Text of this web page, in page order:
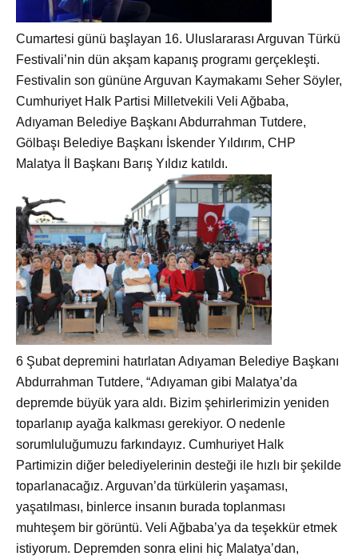
Cumartesi günü başlayan 16. Uluslararası Arguvan Türkü
Festivali’nin dün akşam kapanış programı gerçekleşti.
Festivalin son gününe Arguvan Kaymakamı Seher Söyler,
Cumhuriyet Halk Partisi Milletvekili Veli Ağbaba,
Adıyaman Belediye Başkanı Abdurrahman Tutdere,
Gölbaşı Belediye Başkanı İskender Yıldırım, CHP
Malatya İl Başkanı Barış Yıldız katıldı.
6 Şubat depremini hatırlatan Adıyaman Belediye Başkanı
Abdurrahman Tutdere, “Adıyaman gibi Malatya’da
depremde büyük yara aldı. Bizim şehirlerimizin yeniden
toparlanıp ayağa kalkması gerekiyor. O nedenle
sorumluluğumuzu farkındayız. Cumhuriyet Halk
Partimizin diğer belediyelerinin desteği ile hızlı bir şekilde
toparlanacağız. Arguvan’da türkülerin yaşaması,
yaşatılması, binlerce insanın burada toplanması
muhteşem bir görüntü. Veli Ağbaba’ya da teşekkür etmek
istiyorum. Depremden sonra elini hiç Malatya’dan,